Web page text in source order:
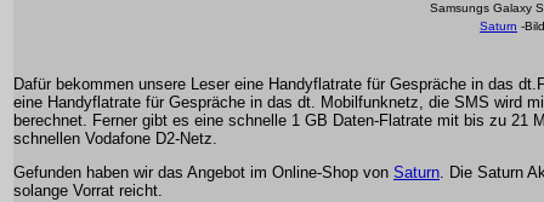
Samsungs Galaxy
Saturn -
Dafür bekommen unsere Leser eine Handyflatrate für Gespräche in das
eine Handyflatrate für Gespräche in das dt. Mobilfunknetz, die SMS wird
berechnet. Ferner gibt es eine schnelle 1 GB Daten-Flatrate mit bis zu 21
schnellen Vodafone D2-Netz.
Gefunden haben wir das Angebot im Online-Shop von Saturn. Die Saturn
solange Vorrat reicht.